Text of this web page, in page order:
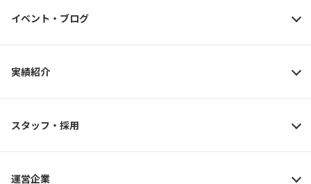
イベント・ブログ
実績紹介
スタッフ・採用
運営企業